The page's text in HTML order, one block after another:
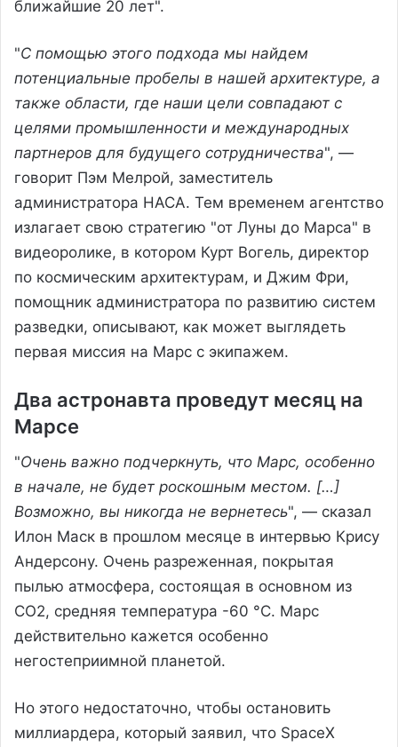
ближайшие 20 лет".
"С помощью этого подхода мы найдем
потенциальные пробелы в нашей архитектуре, а
также области, где наши цели совпадают с
целями промышленности и международных
партнеров для будущего сотрудничества", —
говорит Пэм Мелрой, заместитель
администратора НАСА. Тем временем агентство
излагает свою стратегию "от Луны до Марса" в
видеоролике, в котором Курт Вогель, директор
по космическим архитектурам, и Джим Фри,
помощник администратора по развитию систем
разведки, описывают, как может выглядеть
первая миссия на Марс с экипажем.
Два астронавта проведут месяц на
Марсе
"Очень важно подчеркнуть, что Марс, особенно
в начале, не будет роскошным местом. […]
Возможно, вы никогда не вернетесь", — сказал
Илон Маск в прошлом месяце в интервью Крису
Андерсону. Очень разреженная, покрытая
пылью атмосфера, состоящая в основном из
CO2, средняя температура -60 °C. Марс
действительно кажется особенно
негостеприимной планетой.
Но этого недостаточно, чтобы остановить
миллиардера, который заявил, что SpaceX